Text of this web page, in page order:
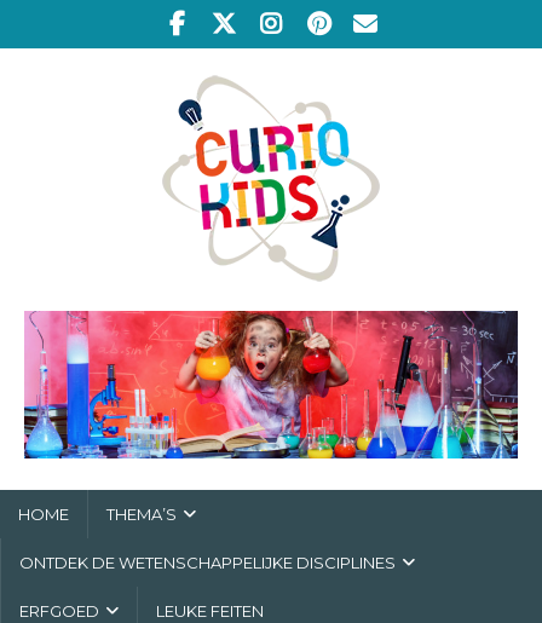
HOME THEMA’S
ONTDEK DE WETENSCHAPPELIJKE DISCIPLINES
ERFGOED LEUKE FEITEN